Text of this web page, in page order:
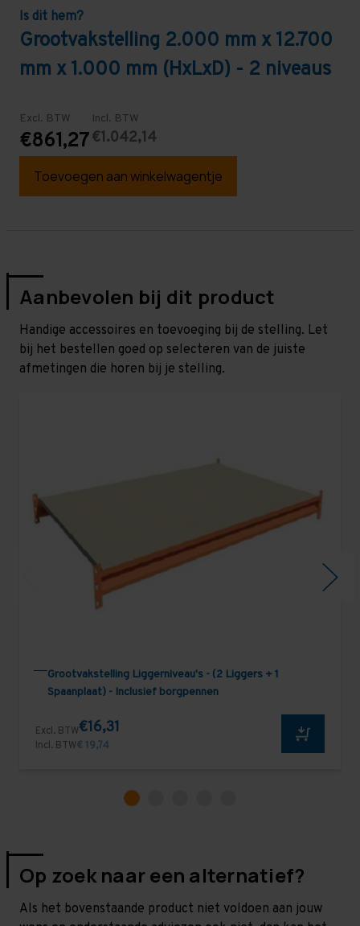
Is dit hem?
Grootvakstelling 2.000 mm x 12.700
mm x 1.000 mm (HxLxD) - 2 niveaus
Excl. BTW
€861,27
Incl. BTW
€1.042,14
Toevoegen aan winkelwagentje
Aanbevolen bij dit product
Handige accessoires en toevoeging bij de stelling. Let
bij het bestellen goed op selecteren van de juiste
afmetingen die horen bij je stelling.
Grootvakstelling Liggerniveau's - (2 Liggers + 1
Spaanplaat) - Inclusief borgpennen
Excl. BTW€16,31
Incl. BTW€ 19,74
Op zoek naar een alternatief?
Als het bovenstaande product niet voldoen aan jouw